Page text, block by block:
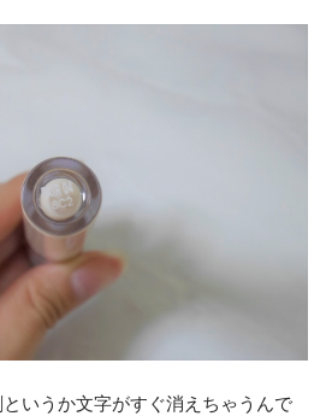
いうか文字がすぐ消えちゃうんで